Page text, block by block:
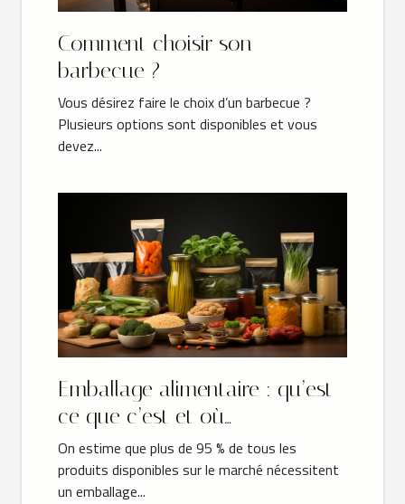
Comment choisir son
barbecue ?
Vous désirez faire le choix d’un barbecue ?
Plusieurs options sont disponibles et vous
devez...
Emballage alimentaire : qu’est-
ce que c’est et où
commander ?
On estime que plus de 95 % de tous les
produits disponibles sur le marché nécessitent
un emballage...